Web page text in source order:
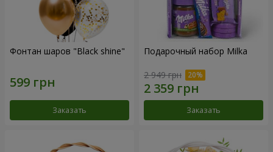
Фонтан шаров "Black shine"
Заказать
Подарочный набор Milka
2 949 грн
Заказать